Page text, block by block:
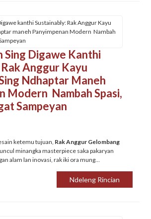
Sing Digawe Kanthi
Anggur Kayu
Ndhaptar Maneh
Modern‌ ‌ Nambah Spasi,
Sampeyan
ketemu tujuan,
Rak Anggur Gelombang
minangka masterpiece saka pakaryan
alam lan inovasi, rak iki ora mung
Ndeleng Rincian